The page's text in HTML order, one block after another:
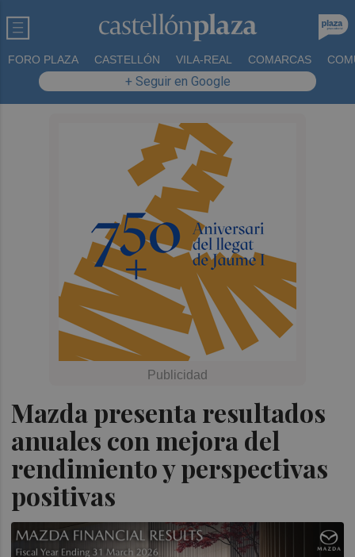
FORO PLAZA CASTELLÓN VILA-REAL COMARCAS
+ Seguir en Google
Mazda presenta resultados
anuales con mejora del
rendimiento y perspectivas
positivas